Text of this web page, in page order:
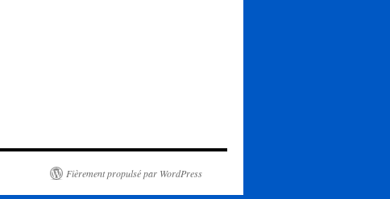
Fièrement propulsé par WordPress